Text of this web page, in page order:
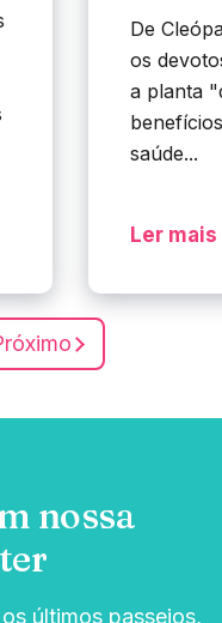
De
os
a planta
saúde...
Ler mais
nossa
últimos passeios,